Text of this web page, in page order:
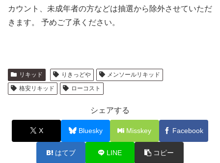
カウント、未成年者の方などは抽選から除外させていただ
きます。 予めご了承ください。
リキッド りきっどや
メンソールリキッド
格安リキッド
ローコスト
シェアする
X Bluesky Misskey Facebook
はてブ LINE コピー